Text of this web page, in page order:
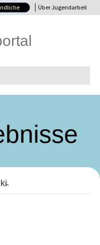
Über Jugendarbeit